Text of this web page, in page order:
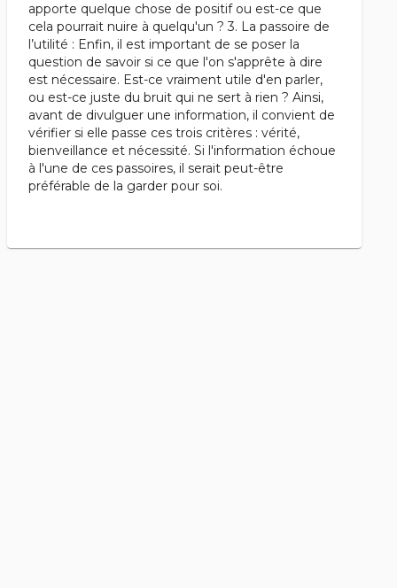
apporte quelque chose de positif ou est-ce que
cela pourrait nuire à quelqu'un ? 3. La passoire de
l’utilité : Enfin, il est important de se poser la
question de savoir si ce que l'on s'apprête à dire
est nécessaire. Est-ce vraiment utile d'en parler,
ou est-ce juste du bruit qui ne sert à rien ? Ainsi,
avant de divulguer une information, il convient de
vérifier si elle passe ces trois critères : vérité,
bienveillance et nécessité. Si l'information échoue
à l'une de ces passoires, il serait peut-être
préférable de la garder pour soi.